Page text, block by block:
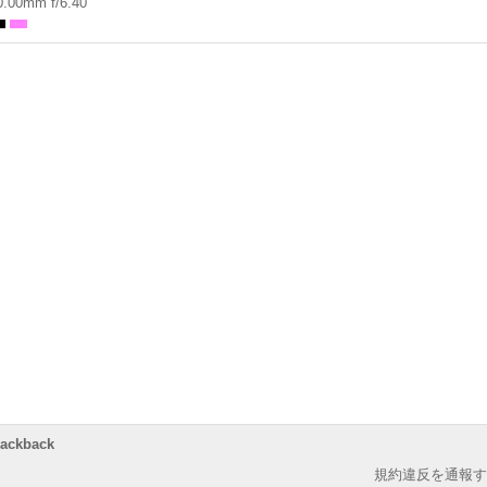
規約違反を通報